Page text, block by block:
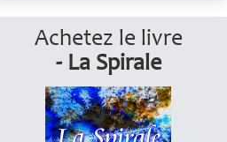
Achetez le livre
- La Spirale